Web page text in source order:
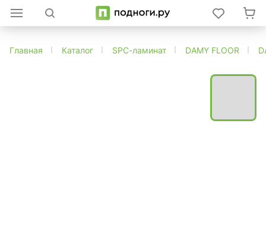
Главная Каталог SPC-ламинат DAMY FLOOR